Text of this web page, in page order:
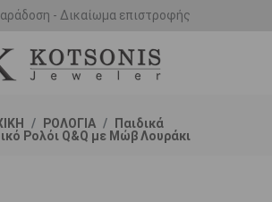
- Δικαίωμα επιστροφής
ΡΟΛΟΓΙΑ
Παιδικά
Ρολόι Q&Q με Μώβ Λουράκι